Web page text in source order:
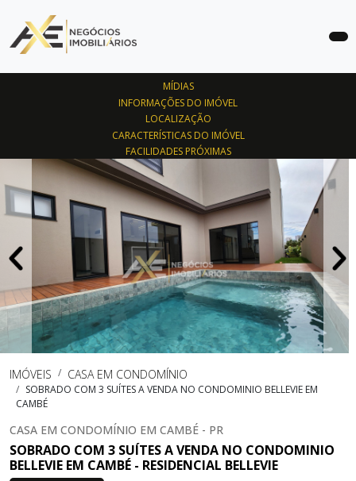
COMPRAR
LANÇAMENTOS
SOBRE
ANUNCIE
IMÓVEL
CONTATO
MÍDIAS
INFORMAÇÕES DO IMÓVEL
LOCALIZAÇÃO
CARACTERÍSTICAS DO IMÓVEL
FACILIDADES PRÓXIMAS
IMÓVEIS CASA EM CONDOMÍNIO
SOBRADO COM 3 SUÍTES A VENDA NO CONDOMINIO BELLEVIE EM
CAMBÉ
CASA EM CONDOMÍNIO EM CAMBÉ - PR
SOBRADO COM 3 SUÍTES A VENDA NO CONDOMINIO
BELLEVIE EM CAMBÉ - RESIDENCIAL BELLEVIE